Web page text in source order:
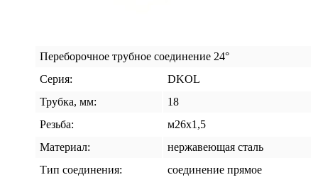
Переборочное трубное соединение 24°
Серия:
DKOL
Трубка, мм:
18
Резьба:
м26х1,5
Материал:
нержавеющая сталь
Тип соединения:
соединение прямое